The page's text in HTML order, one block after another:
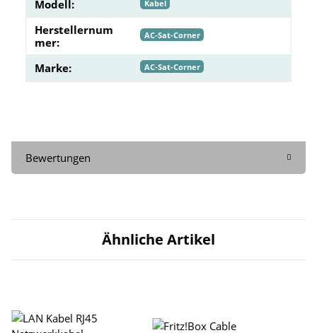
Modell: Kabel
Herstellernum
mer:
AC-Sat-Corner
Marke: AC-Sat-Corner
Bewertungen
Ähnliche Artikel